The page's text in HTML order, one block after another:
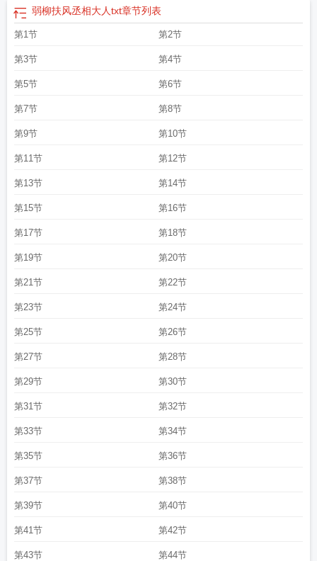
弱柳扶风丞相大人txt章节列表
第1节 第2节
第3节 第4节
第5节 第6节
第7节 第8节
第9节 第10节
第11节 第12节
第13节 第14节
第15节 第16节
第17节 第18节
第19节 第20节
第21节 第22节
第23节 第24节
第25节 第26节
第27节 第28节
第29节 第30节
第31节 第32节
第33节 第34节
第35节 第36节
第37节 第38节
第39节 第40节
第41节 第42节
第43节 第44节